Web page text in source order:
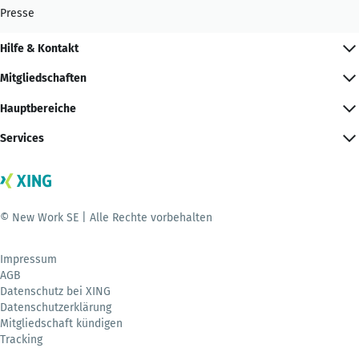
Presse
Hilfe & Kontakt
Mitgliedschaften
Hauptbereiche
Services
© New Work SE | Alle Rechte vorbehalten
Impressum
AGB
Datenschutz bei XING
Datenschutzerklärung
Mitgliedschaft kündigen
Tracking